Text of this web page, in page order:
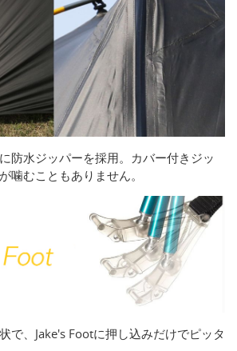
防水ジッパーを採用。カバー付きジッ
噛むこともありません。
で、Jake's Footに押し込みだけでピッタ